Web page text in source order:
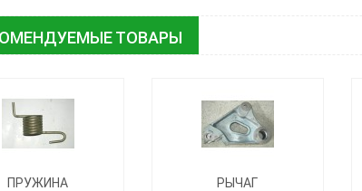
ТОВАРЫ
ПРУЖИНА
РЫЧАГ